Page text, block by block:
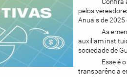
pelos
Anuais de
As
auxiliam
sociedade de
Esse é o
transparência